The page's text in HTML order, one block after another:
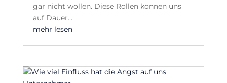
gar nicht wollen. Diese Rollen können uns
auf Dauer...
mehr lesen